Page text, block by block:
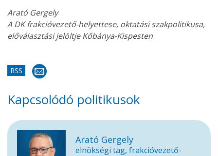
Arató Gergely
A DK frakcióvezető-helyettese, oktatási szakpolitikusa,
előválasztási jelöltje Kőbánya-Kispesten
RSS
Kapcsolódó politikusok
Arató Gergely
elnökségi tag, frakcióvezető-